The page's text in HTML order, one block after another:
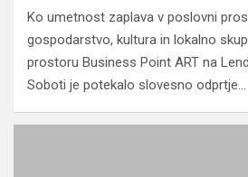
Ko umetnost zaplava v poslovni
gospodarstvo, kultura in lokalno
prostoru Business Point ART na
Soboti je potekalo slovesno odprtje…